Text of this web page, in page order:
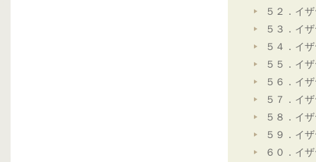
５２．イ
５３．イ
５４．イ
５５．イ
５６．イ
５７．イ
５８．イ
５９．イ
６０．イ